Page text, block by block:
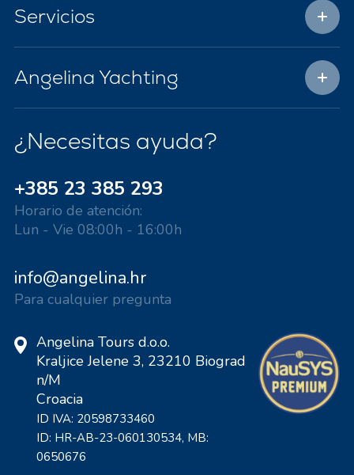
Servicios
Angelina Yachting
¿Necesitas ayuda?
+385 23 385 293
Horario de atención:
Lun - Vie 08:00h - 16:00h
info@angelina.hr
Para cualquier pregunta
Angelina Tours d.o.o.
Kraljice Jelene 3, 23210 Biograd
n/M
Croacia
ID IVA: 20598733460
ID: HR-AB-23-060130534, MB:
0650676